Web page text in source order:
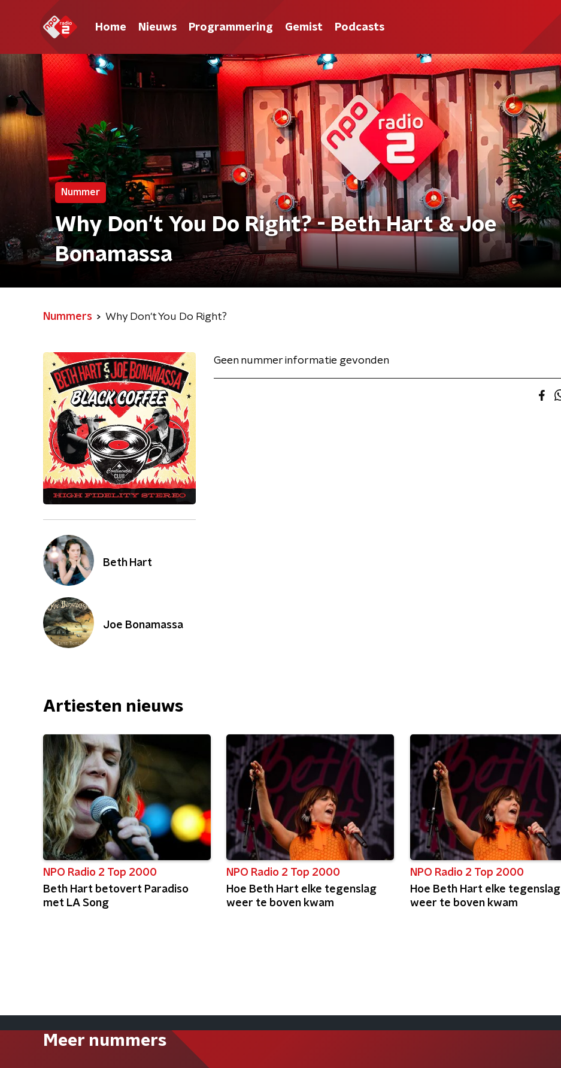
Home Nieuws Programmering Gemist Podcasts
Nummer
Why Don't You Do Right? - Beth Hart & Joe
Bonamassa
Nummers Why Don't You Do Right?
Beth Hart
Joe Bonamassa
Geen nummer informatie gevonden
Artiesten nieuws
NPO Radio 2 Top 2000
Beth Hart betovert Paradiso
met LA Song
NPO Radio 2 Top 2000
Hoe Beth Hart elke tegenslag
weer te boven kwam
NPO Radio 2 Top 2000
Hoe Beth Hart elke tegenslag
weer te boven kwam
Meer nummers